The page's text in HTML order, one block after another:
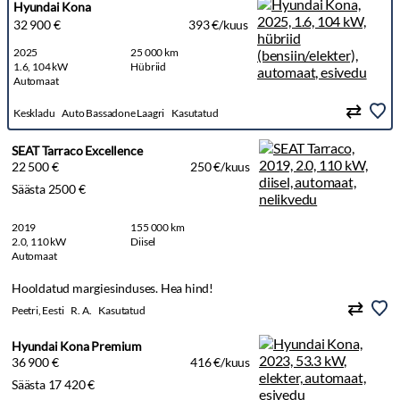
Hyundai Kona
32 900 €
393 €/kuus
2025
25 000 km
1.6, 104 kW
Hübriid
Automaat
Keskladu Auto Bassadone Laagri Kasutatud
SEAT Tarraco Excellence
22 500 €
250 €/kuus
Säästa 2500 €
2019
155 000 km
2.0, 110 kW
Diisel
Automaat
Hooldatud margiesinduses. Hea hind!
Peetri, Eesti R. A. Kasutatud
Hyundai Kona Premium
36 900 €
416 €/kuus
Säästa 17 420 €